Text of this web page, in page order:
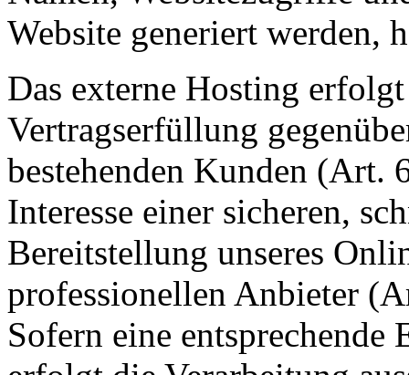
Website generiert werden,
Das externe Hosting
Vertragserfüllung
bestehenden Kunden
Interesse einer sicheren,
Bereitstellung unseres
professionellen Anbieter
Sofern eine